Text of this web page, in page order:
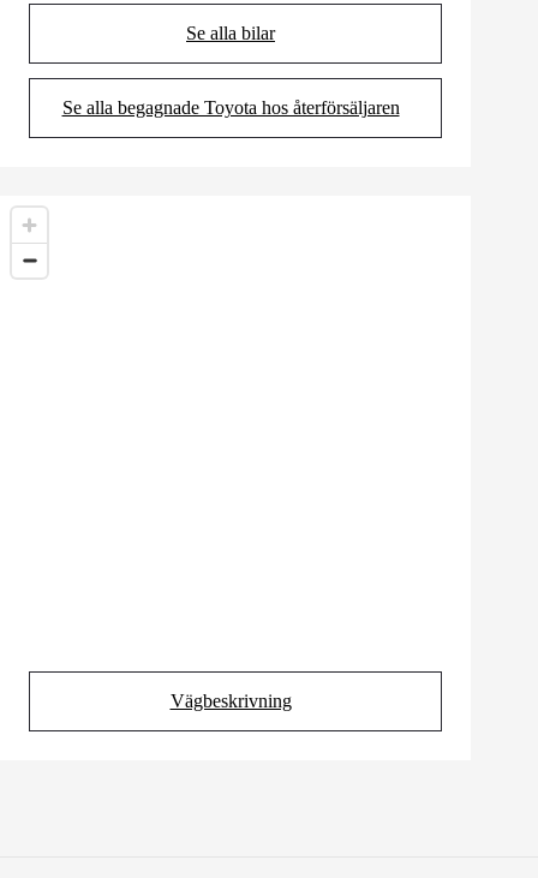
Se alla bilar
(Opens in new tab)
Se alla begagnade Toyota hos återförsäljaren
(Opens in new tab)
Vägbeskrivning
(Opens in new tab)